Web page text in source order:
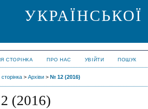
СТОРІНКА ПРО НАС УВІЙТИ ПОШУК
> Архіви > № 12 (2016)
(2016)